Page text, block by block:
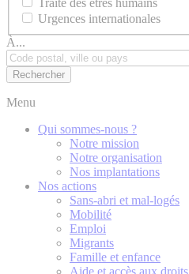
Urgences internationales
À...
Menu
Qui sommes-nous ?
Notre mission
Notre organisation
Nos implantations
Nos actions
Sans-abri et mal-logés
Mobilité
Emploi
Migrants
Famille et enfance
Aide et accès aux droits